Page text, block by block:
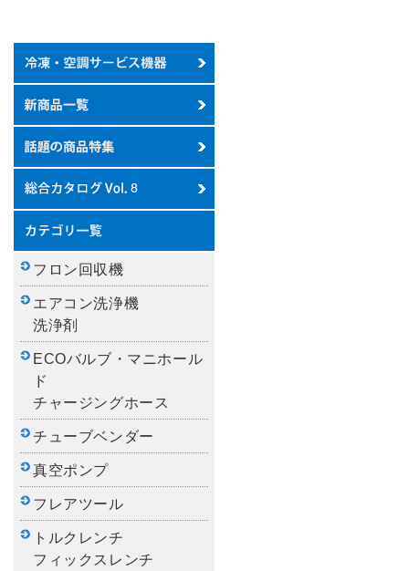
フロン回収機
エアコン洗浄機
洗浄剤
ECOバルブ・マニホール
ド
チャージングホース
チューブベンダー
真空ポンプ
フレアツール
トルクレンチ
フィックスレンチ